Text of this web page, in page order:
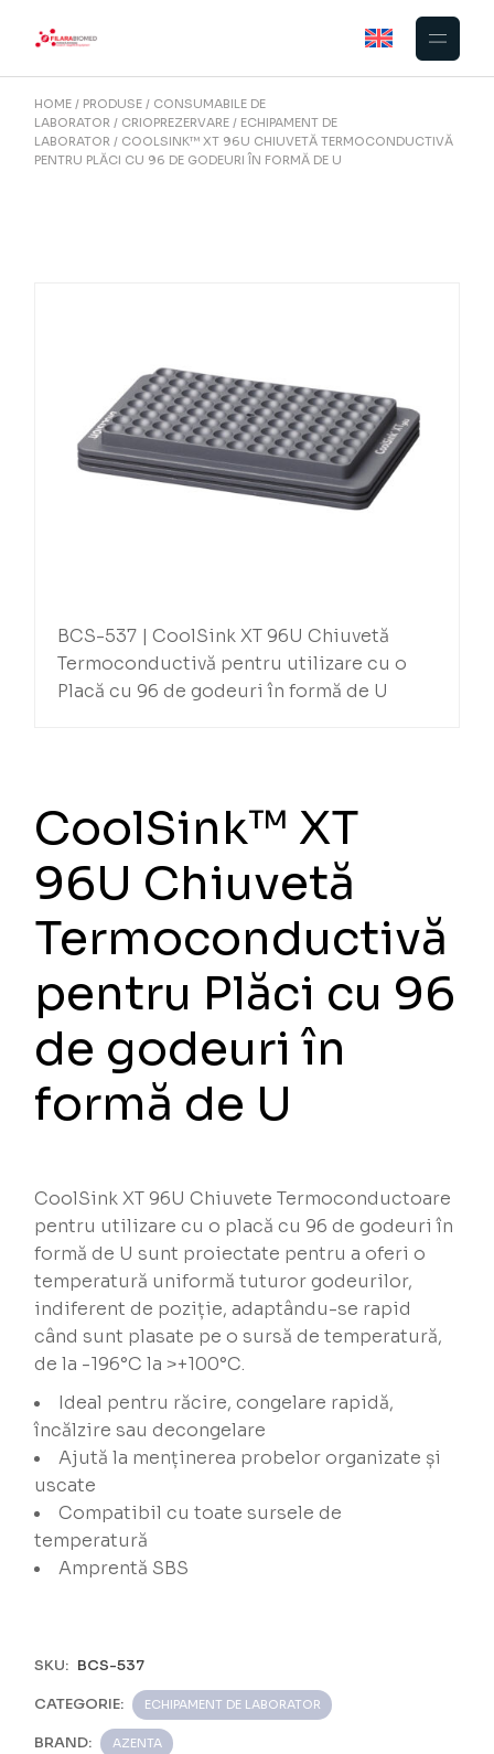
HOME PRODUSE
CONSUMABILE DE
LABORATOR
CRIOPREZERVARE
ECHIPAMENT DE
LABORATOR
COOLSINK™ XT 96U CHIUVETĂ TERMOCONDUCTIVĂ
PENTRU PLĂCI CU 96 DE GODEURI ÎN FORMĂ DE U
BCS-537 | CoolSink XT 96U Chiuvetă
Termoconductivă pentru utilizare cu o
Placă cu 96 de godeuri în formă de U
CoolSink™ XT
96U Chiuvetă
Termoconductivă
pentru Plăci cu 96
de godeuri în
formă de U
CoolSink XT 96U Chiuvete Termoconductoare
pentru utilizare cu o placă cu 96 de godeuri în
formă de U sunt proiectate pentru a oferi o
temperatură uniformă tuturor godeurilor,
indiferent de poziție, adaptându-se rapid
când sunt plasate pe o sursă de temperatură,
de la -196°C la >+100°C.
Ideal pentru răcire, congelare rapidă,
încălzire sau decongelare
Ajută la menținerea probelor organizate și
uscate
Compatibil cu toate sursele de
temperatură
Amprentă SBS
SKU: BCS-537
CATEGORIE: ECHIPAMENT DE LABORATOR
BRAND: AZENTA